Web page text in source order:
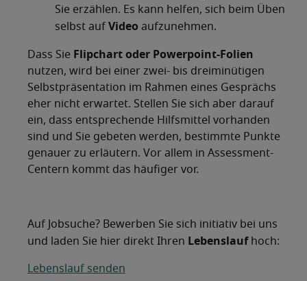
Sie erzählen. Es kann helfen, sich beim Üben
selbst auf Video aufzunehmen.
Dass Sie Flipchart oder Powerpoint-Folien
nutzen, wird bei einer zwei- bis dreiminütigen
Selbstpräsentation im Rahmen eines Gesprächs
eher nicht erwartet. Stellen Sie sich aber darauf
ein, dass entsprechende Hilfsmittel vorhanden
sind und Sie gebeten werden, bestimmte Punkte
genauer zu erläutern. Vor allem in Assessment-
Centern kommt das häufiger vor.
Auf Jobsuche? Bewerben Sie sich initiativ bei uns
und laden Sie hier direkt Ihren Lebenslauf hoch:
Lebenslauf senden